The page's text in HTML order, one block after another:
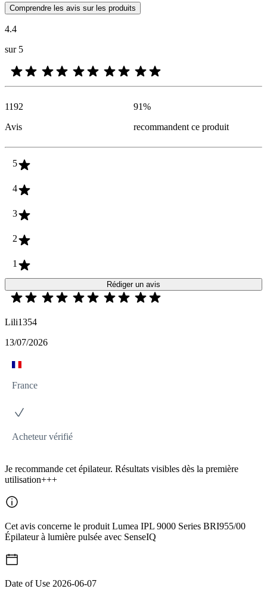
Les avis des clients exprimés sous forme d'évaluations de produits
Comprendre les avis sur les produits
4.4
sur 5
1192
Avis
91%
recommandent ce produit
5
4
3
2
1
Rédiger un avis
Lili1354
13/07/2026
France
Acheteur vérifié
Je recommande cet épilateur. Résultats visibles dès la première
utilisation+++
Cet avis concerne le produit Lumea IPL 9000 Series BRI955/00
Épilateur à lumière pulsée avec SenseIQ
Date of Use 2026-06-07